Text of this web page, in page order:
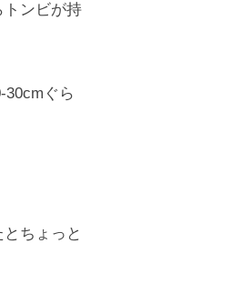
トンビが持
30cmぐら
ちょっと